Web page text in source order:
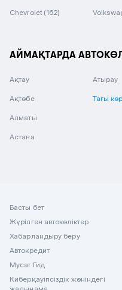
Chevrolet (162)
АЙМАҚТАРДА
Ақтау
Ақтөбе
Алматы
Астана
Атырау
Тағы
Басты бет
Жүрілген автокөліктер
Хабарландыру беру
Автокредит
Mycar Гид
Киберқауіпсіздік жөніндегі